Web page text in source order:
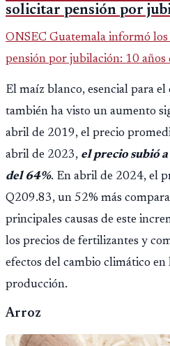
solicitar pensión por
ONSEC Guatemala informó
pensión por jubilación: 10
Montepío y 50 años de edad, o
importar edad.
El maíz blanco, esencial para
también ha visto un aumento
abril de 2019, el precio
abril de 2023, el precio subió
del 64%. En abril de 2024, el
Q209.83, un 52% más
principales causas de este
los precios de fertilizantes y
efectos del cambio climático
producción.
Arroz